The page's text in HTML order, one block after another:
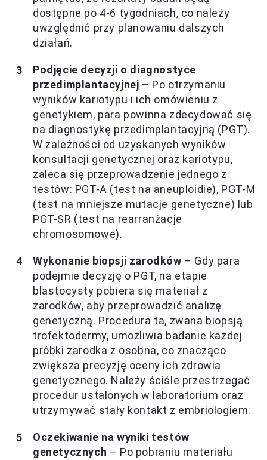
dostępne po 4-6 tygodniach, co należy
uwzględnić przy planowaniu dalszych
działań.
Podjęcie decyzji o diagnostyce
przedimplantacyjnej – Po otrzymaniu
wyników kariotypu i ich omówieniu z
genetykiem, para powinna zdecydować się
na diagnostykę przedimplantacyjną (PGT).
W zależności od uzyskanych wyników
konsultacji genetycznej oraz kariotypu,
zaleca się przeprowadzenie jednego z
testów: PGT-A (test na aneuploidie), PGT-M
(test na mniejsze mutacje genetyczne) lub
PGT-SR (test na rearranżacje
chromosomowe).
Wykonanie biopsji zarodków – Gdy para
podejmie decyzję o PGT, na etapie
blastocysty pobiera się materiał z
zarodków, aby przeprowadzić analizę
genetyczną. Procedura ta, zwana biopsją
trofektodermy, umożliwia badanie każdej
próbki zarodka z osobna, co znacząco
zwiększa precyzję oceny ich zdrowia
genetycznego. Należy ściśle przestrzegać
procedur ustalonych w laboratorium oraz
utrzymywać stały kontakt z embriologiem.
Oczekiwanie na wyniki testów
genetycznych – Po pobraniu materiału